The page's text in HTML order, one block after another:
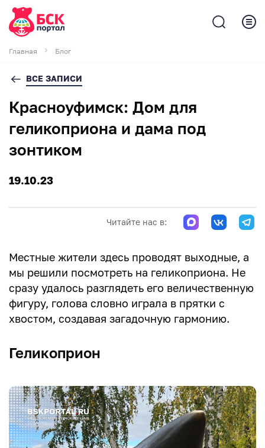
Главная Блог
ВСЕ ЗАПИСИ
Красноуфимск: Дом для
геликоприона и дама под
зонтиком
19.10.23
Читайте нас в:
Местные жители здесь проводят выходные, а
мы решили посмотреть на геликоприона. Не
сразу удалось разглядеть его величественную
фигуру, голова словно играла в прятки с
хвостом, создавая загадочную гармонию.
Геликоприон